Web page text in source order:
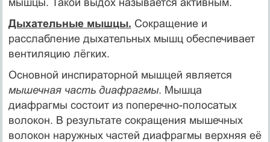
Дыхательные мышцы. Сокращение и
расслабление дыхательных мышц обеспечивает
вентиляцию лёгких.
Основной инспираторной мышцей является
мышечная часть диафрагмы. Мышца
диафрагмы состоит из поперечно-полосатых
волокон. В результате сокращения мышечных
волокон наружных частей диафрагмы верхняя её